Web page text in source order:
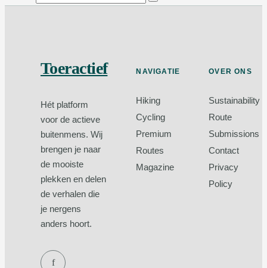
Toeractief
Hét platform
voor de actieve
buitenmens. Wij
brengen je naar
de mooiste
plekken en delen
de verhalen die
je nergens
anders hoort.
f
NAVIGATIE
Hiking
Cycling
Premium
Routes
Magazine
OVER ONS
Sustainability
Route
Submissions
Contact
Privacy
Policy